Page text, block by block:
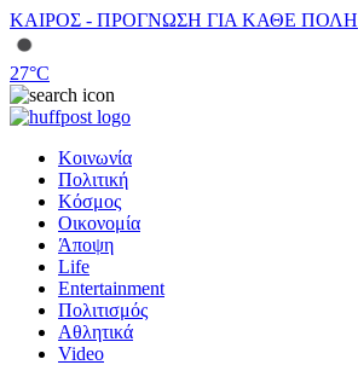
ΚΑΙΡΟΣ - ΠΡΟΓΝΩΣΗ ΓΙΑ ΚΑΘΕ ΠΟΛΗ
27°C
Κοινωνία
Πολιτική
Κόσμος
Οικονομία
Άποψη
Life
Entertainment
Πολιτισμός
Αθλητικά
Video